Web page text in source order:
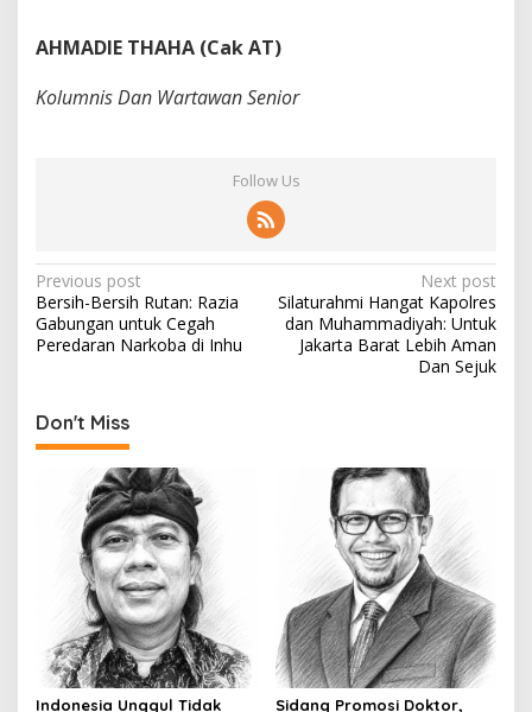
AHMADIE THAHA (Cak AT)
Kolumnis Dan Wartawan Senior
Follow Us
P
o
s
n
a
o
Previous post
Bersih-Bersih Rutan: Razia
Gabungan untuk Cegah
Peredaran Narkoba di Inhu
Next post
Silaturahmi Hangat Kapolres
dan Muhammadiyah: Untuk
Jakarta Barat Lebih Aman
Dan Sejuk
Don't Miss
Indonesia Unggul Tidak
Sidang Promosi Doktor,